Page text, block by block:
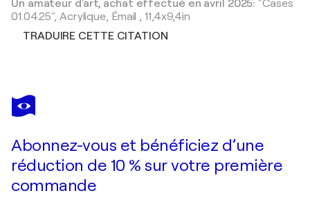
Un amateur d'art, achat effectué en avril 2025: "Cases
01.04.25", Acrylique, Émail ,11,4x9,4in
TRADUIRE CETTE CITATION
Abonnez-vous et bénéficiez d’une
réduction de 10 % sur votre première
commande